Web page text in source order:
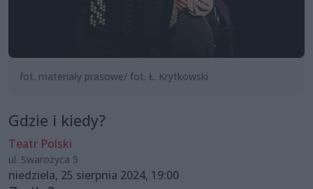
fot. materiały prasowe/ fot. Ł. Krytkowski
Gdzie i kiedy?
Teatr Polski
ul. Swarożyca 5
niedziela, 25 sierpnia 2024, 19:00